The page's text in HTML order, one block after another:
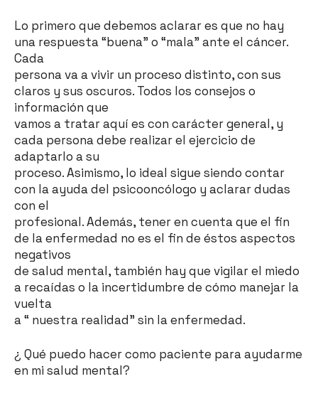
Lo primero que debemos aclarar es que no hay
una respuesta “buena” o “mala” ante el cáncer.
Cada
persona va a vivir un proceso distinto, con sus
claros y sus oscuros. Todos los consejos o
información que
vamos a tratar aquí es con carácter general, y
cada persona debe realizar el ejercicio de
adaptarlo a su
proceso. Asimismo, lo ideal sigue siendo contar
con la ayuda del psicooncólogo y aclarar dudas
con el
profesional. Además, tener en cuenta que el fin
de la enfermedad no es el fin de éstos aspectos
negativos
de salud mental, también hay que vigilar el miedo
a recaídas o la incertidumbre de cómo manejar la
vuelta
a “ nuestra realidad” sin la enfermedad.
¿ Qué puedo hacer como paciente para ayudarme
en mi salud mental?